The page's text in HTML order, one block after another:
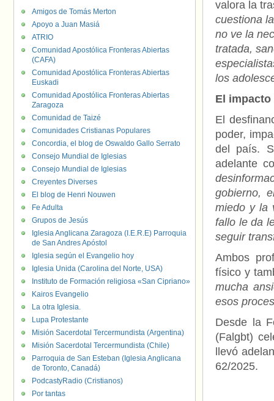
valora la
cuestiona
no ve la
tratada,
los
El
El
poder,
del país.
adelante
gobierno,
miedo y la
fallo le da
seguir
Ambos
físico y
mucha
esos
Desde la
(Falgbt)
llevó
62/2025.
Amigos de Tomás Merton
Apoyo a Juan Masiá
ATRIO
Comunidad Apostólica Fronteras Abiertas
(CAFA)
Comunidad Apostólica Fronteras Abiertas
Euskadi
Comunidad Apostólica Fronteras Abiertas
Zaragoza
Comunidad de Taizé
Comunidades Cristianas Populares
Concordia, el blog de Oswaldo Gallo Serrato
Consejo Mundial de Iglesias
Consejo Mundial de Iglesias
Creyentes Diverses
El blog de Henri Nouwen
Fe Adulta
Grupos de Jesús
Iglesia Anglicana Zaragoza (I.E.R.E) Parroquia
de San Andres Apóstol
Iglesia según el Evangelio hoy
Iglesia Unida (Carolina del Norte, USA)
Instituto de Formación religiosa «San Cipriano»
Kairos Evangelio
La otra Iglesia.
Lupa Protestante
Misión Sacerdotal Tercermundista (Argentina)
Misión Sacerdotal Tercermundista (Chile)
Parroquia de San Esteban (Iglesia Anglicana
de Toronto, Canadá)
PodcastyRadio (Cristianos)
Por tantas